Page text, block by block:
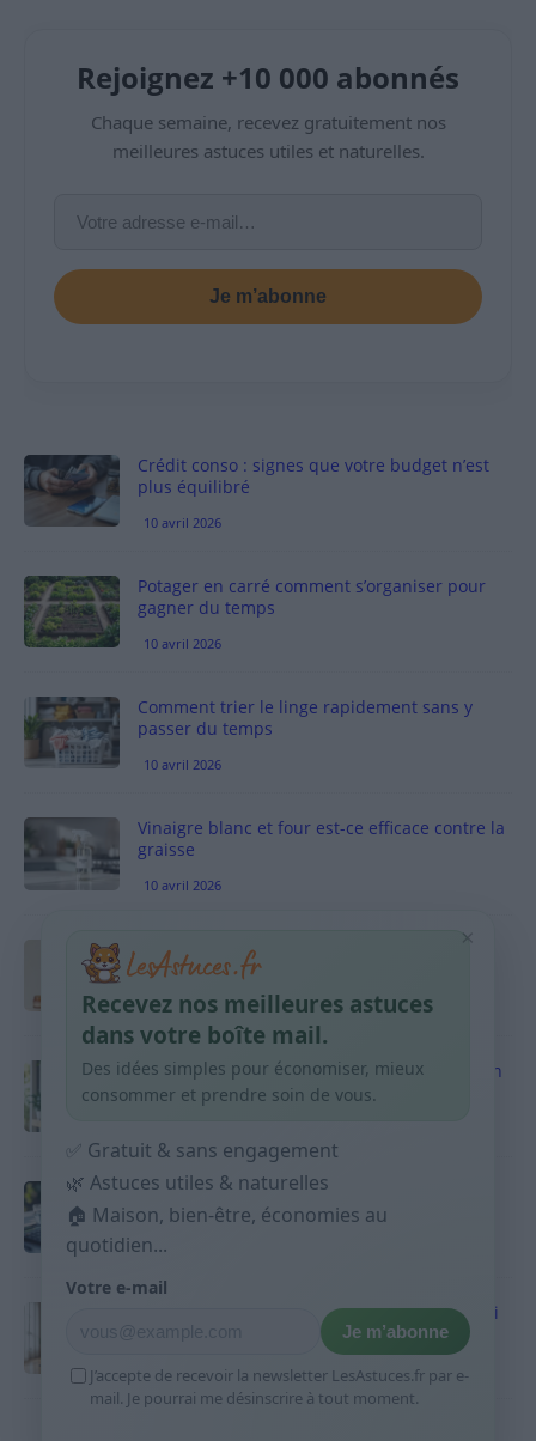
Rejoignez +10 000 abonnés
Chaque semaine, recevez gratuitement nos
meilleures astuces utiles et naturelles.
Je m’abonne
Crédit conso : signes que votre budget n’est
plus équilibré
10 avril 2026
Potager en carré comment s’organiser pour
gagner du temps
10 avril 2026
Comment trier le linge rapidement sans y
passer du temps
10 avril 2026
Vinaigre blanc et four est-ce efficace contre la
graisse
10 avril 2026
Taches pigmentaires : routine simple +
habitudes qui aident
9 avril 2026
Produits ménagers : comment économiser en
courses sans acheter 10 sprays
Budget mensuel : méthode rapide pour
répartir son salaire dès le jour de paie
9 avril 2026
Sport 10 minutes par jour est-ce utile et quoi
9 avril 2026
×
Recevez nos meilleures astuces
dans votre boîte mail.
Des idées simples pour économiser, mieux
consommer et prendre soin de vous.
✅ Gratuit & sans engagement
🌿 Astuces utiles & naturelles
🏠 Maison, bien-être, économies au
quotidien...
Votre e-mail
Je m’abonne
J’accepte de recevoir la newsletter LesAstuces.fr par e-
mail. Je pourrai me désinscrire à tout moment.